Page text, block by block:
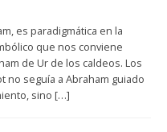
es paradigmática en la
que nos conviene
de Ur de los caldeos. Los
seguía a Abraham guiado
sino […]